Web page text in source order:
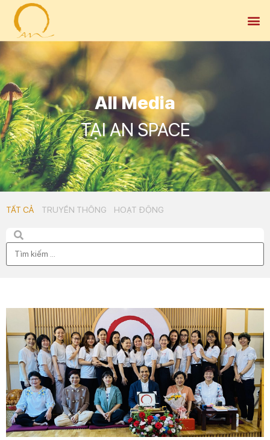
All Media
TẠI AN SPACE
TẤT CẢ TRUYỀN THÔNG HOẠT ĐỘNG